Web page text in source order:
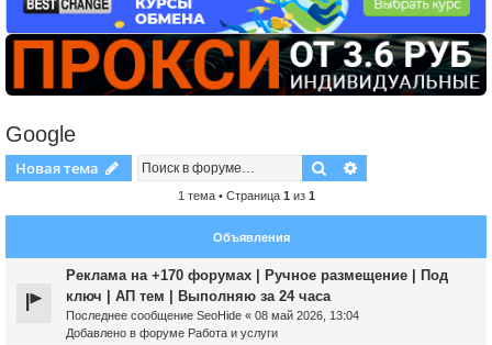
Google
Новая тема Поиск
1 тема • Страница 1 из 1
Объявления
Реклама на +170 форумах | Ручное размещение | Под
ключ | АП тем | Выполняю за 24 часа
Последнее сообщение SeoHide « 08 май 2026, 13:04
Добавлено в форуме Работа и услуги